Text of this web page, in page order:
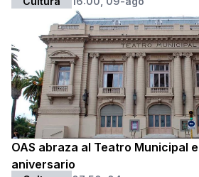
OAS abraza al Teatro Municipal
aniversario